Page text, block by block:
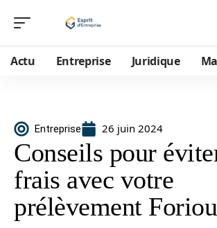
Actu Entreprise Juridique
Entreprise 26 juin 2024
Conseils pour
frais avec votre
prélèvement Foriou